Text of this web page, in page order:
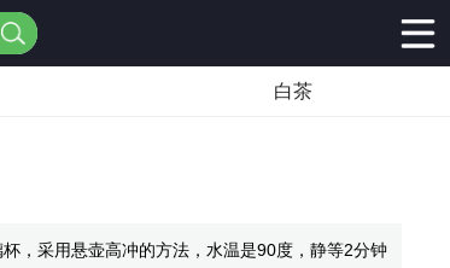
白茶
，采用悬壶高冲的方法，水温是90度，静等2分钟